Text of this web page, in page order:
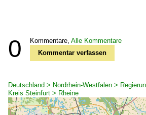
0 Kommentare, Alle Kommentare
Kommentar verfassen
Deutschland > Nordrhein-Westfalen >
Kreis Steinfurt > Rheine